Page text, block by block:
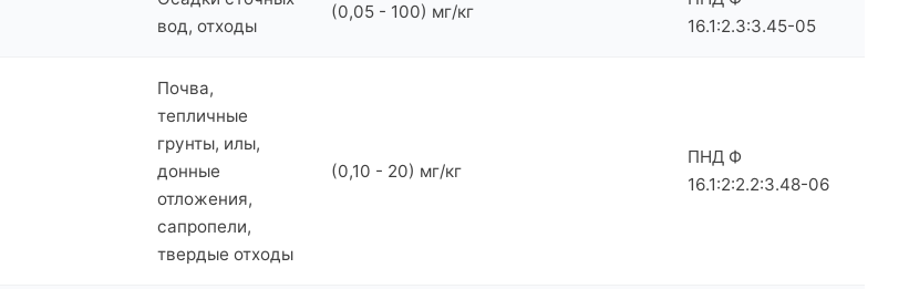
вод, отходы
(0,05 - 100) мг/кг
16.1:2.3:3.45-05
Почва,
тепличные
грунты, илы,
донные
отложения,
сапропели,
твердые отходы
(0,10 - 20) мг/кг
ПНД Ф
16.1:2:2.2:3.48-06